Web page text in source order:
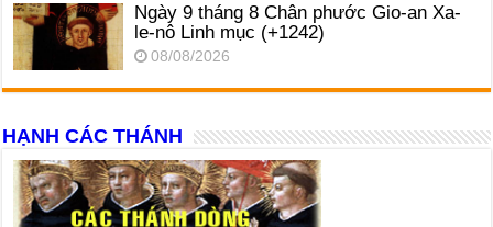
Ngày 9 tháng 8 Chân phước Gio-an Xa-
le-nô Linh mục (+1242)
08/08/2026
HẠNH CÁC THÁNH